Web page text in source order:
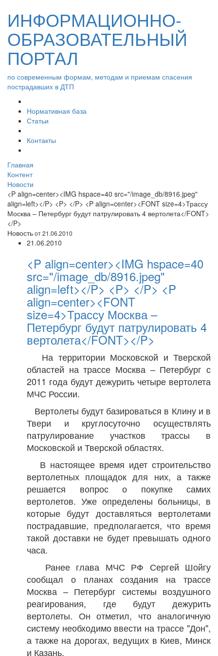
ИНФОРМАЦИОННО-
ОБРАЗОВАТЕЛЬНЫЙ
ПОРТАЛ
по современным формам, методам и приемам спасения
пострадавших в ДТП
Нормативная база
Статьи
Контакты
Главная
Контент
Новости
<P align=center><IMG hspace=40 src="/image_db/8916.jpeg"
align=left></P> <P> </P> <P align=center><FONT size=4>Трассу
Москва – Петербург будут патрулировать 4 вертолета</FONT>
</P>
Новостьот 21.06.2010
21.06.2010
<P align=center><IMG hspace=40
src="/image_db/8916.jpeg"
align=left></P> <P> </P> <P
align=center><FONT
size=4>Трассу Москва –
Петербург будут патрулировать 4
вертолета</FONT></P>
На территории Московской и Тверской
областей на трассе Москва – Петербург с
2011 года будут дежурить четыре вертолета
МЧС России.
Вертолеты будут базироваться в Клину и в
Твери и круглосуточно осуществлять
патрулирование участков трассы в
Московской и Тверской областях.
В настоящее время идет строительство
вертолетных площадок для них, а также
решается вопрос о покупке самих
вертолетов. Уже определены больницы, в
которые будут доставляться вертолетами
пострадавшие, предполагается, что время
такой доставки не будет превышать одного
часа.
Ранее глава МЧС РФ Сергей Шойгу
сообщал о планах создания на трассе
Москва – Петербург системы воздушного
реагирования, где будут дежурить
вертолеты. Он отметил, что аналогичную
систему необходимо ввести на трассе "Дон",
а также на дорогах, ведущих в Киев, Минск
и Казань.